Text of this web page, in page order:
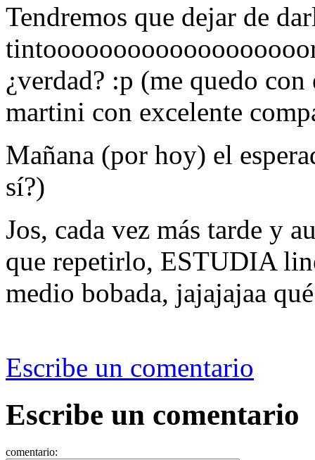
Tendremos que dejar de
¿verdad? :p (me quedo
martini con excelente
Mañana (por hoy) el
sí?)
Jos, cada vez más tarde y
que repetirlo, ESTUDIA
medio bobada, jajajajaa
Escribe un comentario
Escribe un comentario
comentario: